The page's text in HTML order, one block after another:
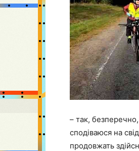
– так,
сподіваюся на
продовжать